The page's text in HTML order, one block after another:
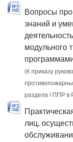
Вопросы
знаний и
модульного
(К приказу
раздела I ППР в
лиц,